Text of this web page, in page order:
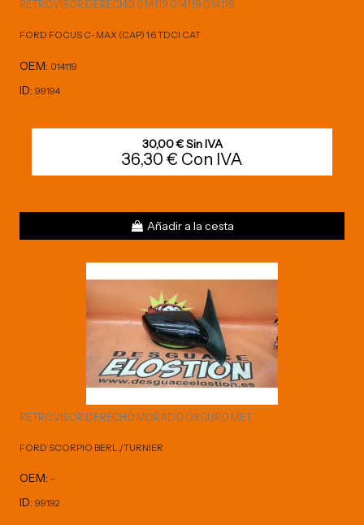
RETROVISOR DERECHO 014119 014119 014119
FORD FOCUS C-MAX (CAP) 1.6 TDCI CAT
OEM: 014119
ID: 99194
30,00 € Sin IVA
36,30 € Con IVA
Añadir a la cesta
RETROVISOR DERECHO MORADO OSCURO MET.
FORD SCORPIO BERL./TURNIER
OEM: -
ID: 99192